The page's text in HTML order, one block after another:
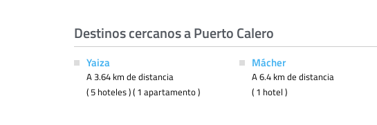
Destinos cercanos a Puerto Calero
Yaiza
A 3.64 km de distancia
( 5 hoteles ) ( 1 apartamento )
Mácher
A 6.4 km de distancia
( 1 hotel )